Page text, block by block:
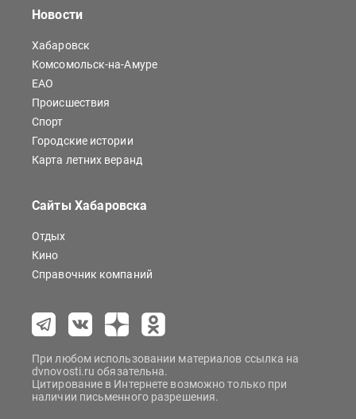
Новости
Хабаровск
Комсомольск-на-Амуре
ЕАО
Происшествия
Спорт
Городские истории
Карта летних веранд
Сайты Хабаровска
Отдых
Кино
Справочник компаний
При любом использовании материалов ссылка на
dvnovosti.ru обязательна.
Цитирование в Интернете возможно только при
наличии письменного разрешения.